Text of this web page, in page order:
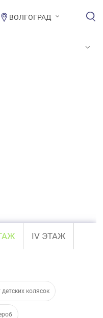
ВОЛГОГРАД
IV ЭТАЖ
детских колясок